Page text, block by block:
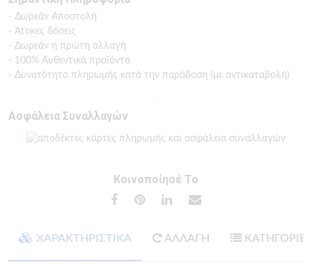
- Δωρεάν Αποστολή
- Άτοκες δόσεις
- Δωρεάν η πρώτη αλλαγή
- 100% Αυθεντικά προϊόντα
- Δυνατότητα πληρωμής κατά την παράδοση (με αντικαταβολή)
Ασφάλεια Συναλλαγών
Κοινοποίησέ Το
ΧΑΡΑΚΤΗΡΙΣΤΙΚΑ ΑΛΛΑΓΗ ΚΑΤΗΓΟΡΙΕΣ